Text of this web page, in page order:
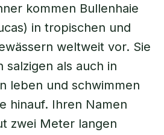
kommen Bullenhaie
in tropischen und
weltweit vor. Sie
salzigen als auch in
leben und schwimmen
hinauf. Ihren Namen
zwei Meter langen